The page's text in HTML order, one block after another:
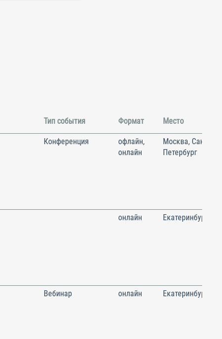
Тип события Формат Место
Конференция
офлайн,
онлайн
Москва, Санкт-
Петербург
онлайн Екатеринбург
Вебинар онлайн Екатеринбург